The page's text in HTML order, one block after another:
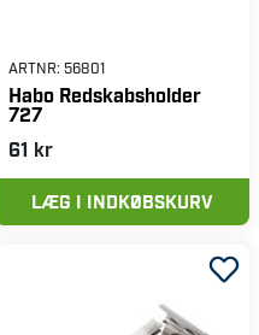
ARTNR: 56801
Habo Redskabsholder
727
61 kr
LÆG I INDKØBSKURV